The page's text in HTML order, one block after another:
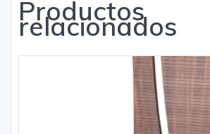
Productos
relacionados